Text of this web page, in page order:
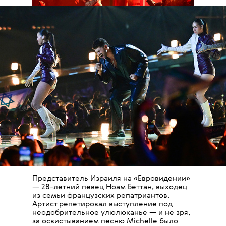
Представитель Израиля на «Евровидении»
— 28-летний певец Ноам Беттан, выходец
из семьи французских репатриантов.
Артист репетировал выступление под
неодобрительное улюлюканье — и не зря,
за освистыванием песню Michelle было